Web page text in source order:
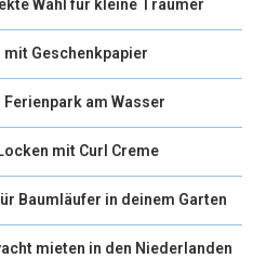
Wahl für kleine Träumer
Geschenkpapier
am Wasser
mit Curl Creme
Baumläufer in deinem Garten
mieten in den Niederlanden